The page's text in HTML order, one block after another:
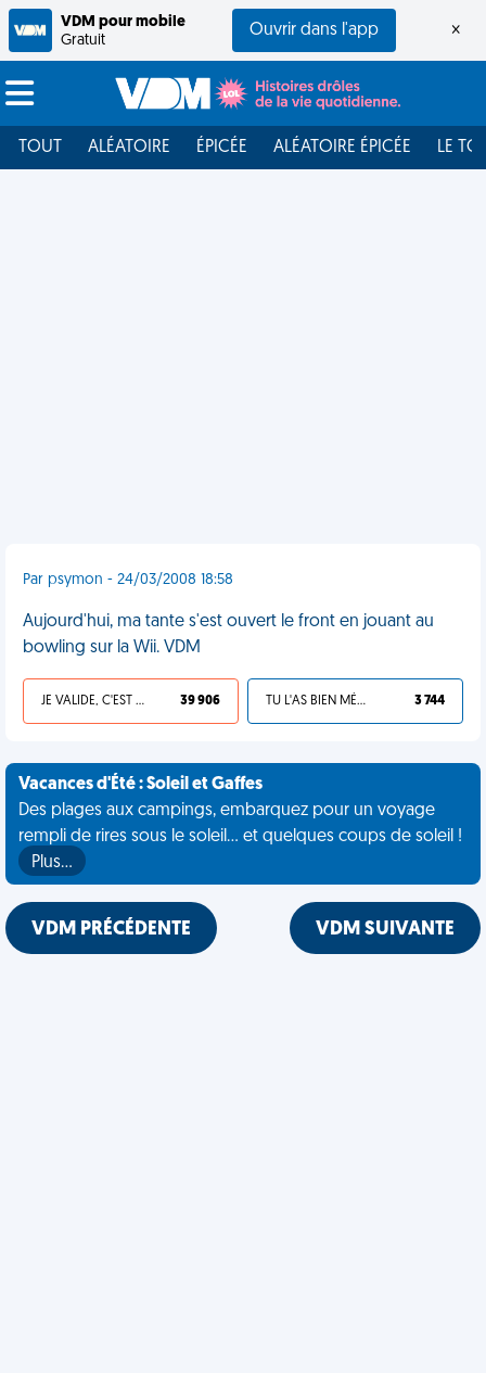
VDM pour mobile
Gratuit
Ouvrir dans l'app ×
TOUT ALÉATOIRE ÉPICÉE ALÉATOIRE ÉPICÉE LE
Par psymon - 24/03/2008 18:58
Aujourd'hui, ma tante s'est ouvert le front en jouant au
bowling sur la Wii. VDM
JE VALIDE, C'EST UNE VDM 39 906 TU L'AS BIEN MÉRITÉ 3 744
Vacances d'Été : Soleil et Gaffes
Des plages aux campings, embarquez pour un voyage
rempli de rires sous le soleil... et quelques coups de soleil !
Plus…
VDM PRÉCÉDENTE VDM SUIVANTE